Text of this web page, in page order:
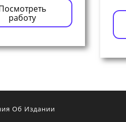
работу
Об Издании